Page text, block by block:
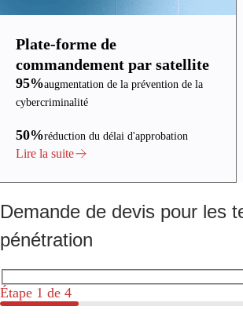
Plate-forme de
commandement par satellite
95%augmentation de la prévention de la
cybercriminalité
50%réduction du délai d'approbation
Lire la suite
Demande de devis pour les
pénétration
Étape 1 de 4